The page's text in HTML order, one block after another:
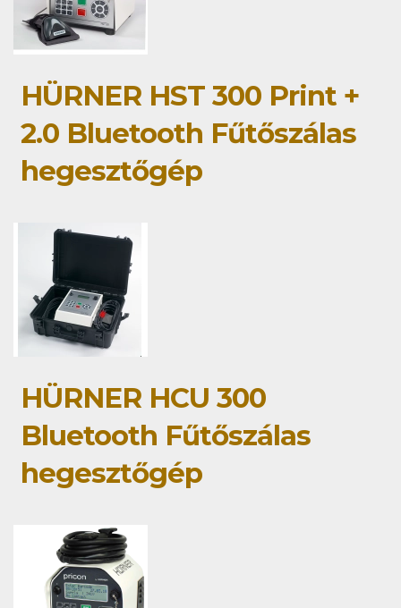
HÜRNER HST 300 Print +
2.0 Bluetooth Fűtőszálas
hegesztőgép
HÜRNER HCU 300
Bluetooth Fűtőszálas
hegesztőgép